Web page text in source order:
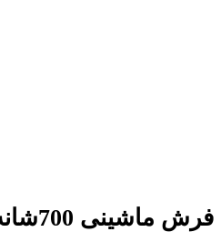
فرش ماشینی 700شانه طرح ترلان گردویی